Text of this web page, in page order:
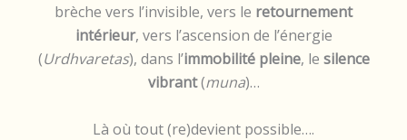
brèche vers l’invisible, vers le retournement
intérieur, vers l’ascension de l’énergie
(Urdhvaretas), dans l’immobilité pleine, le silence
vibrant(muna)…
Là où tout (re)devient possible….